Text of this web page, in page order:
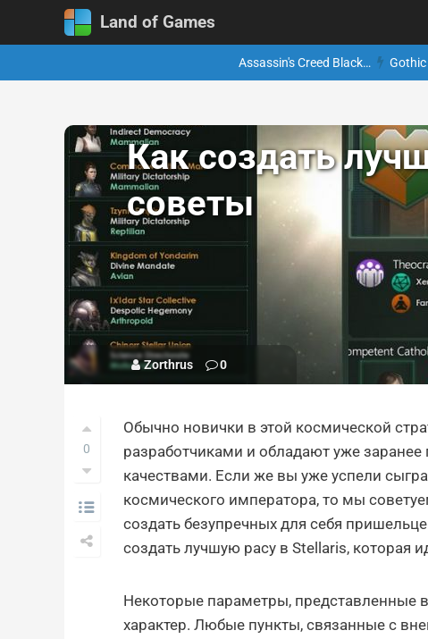
Land of Games
Assassin's Creed Black… Gothic
Как создать
советы
Zorthrus 0
0
Обычно новички в этой космической
разработчиками и обладают уже
качествами. Если же вы уже успели
космического императора, то мы
создать безупречных для себя
создать лучшую расу в Stellaris, которая
Некоторые параметры, представленные
характер. Любые пункты, связанные с